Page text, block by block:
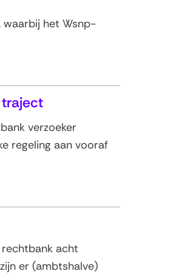
waarbij het Wsnp-
verzoeker
regeling aan vooraf
rechtbank acht
er (ambtshalve)